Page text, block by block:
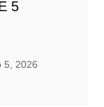
5
5, 2026